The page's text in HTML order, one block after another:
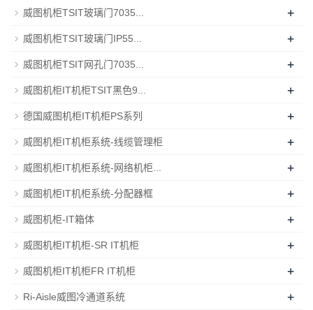
威图机柜TSIT玻璃门7035... +
威图机柜TSIT玻璃门IP55... +
威图机柜TSIT网孔门7035... +
威图机柜IT机柜TSIT黑色9... +
德国威图机柜IT机柜PS系列 +
威图机柜IT机柜系统-线缆管理柜 +
威图机柜IT机柜系统-网络机柜... +
威图机柜IT机柜系统-分配器框 +
威图机柜-IT箱体 +
威图机柜IT机柜-SR IT机柜 +
威图机柜IT机柜FR IT机柜 +
Ri-Aisle威图冷通道系统 +